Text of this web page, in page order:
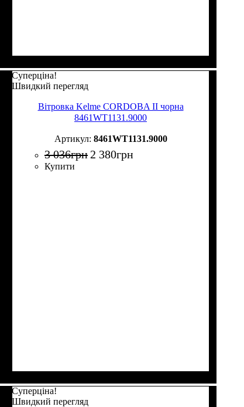
Суперціна!
Швидкий перегляд
Вітровка Kelme CORDOBA II чорна
8461WT1131.9000
8461WT1131.9000
3 036грн 2 380грн
Купити
Суперціна!
Швидкий перегляд